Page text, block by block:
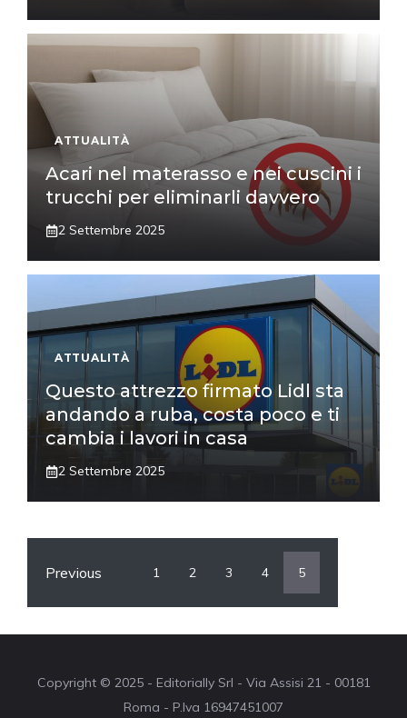
ATTUALITÀ
Acari nel materasso e nei cuscini i
trucchi per eliminarli davvero
2 Settembre 2025
ATTUALITÀ
Questo attrezzo firmato Lidl sta
andando a ruba, costa poco e ti
cambia i lavori in casa
2 Settembre 2025
Previous 1 2 3 4 5
Copyright © 2025 - Editorially Srl - Via Assisi 21 - 00181
Roma - P.Iva 16947451007